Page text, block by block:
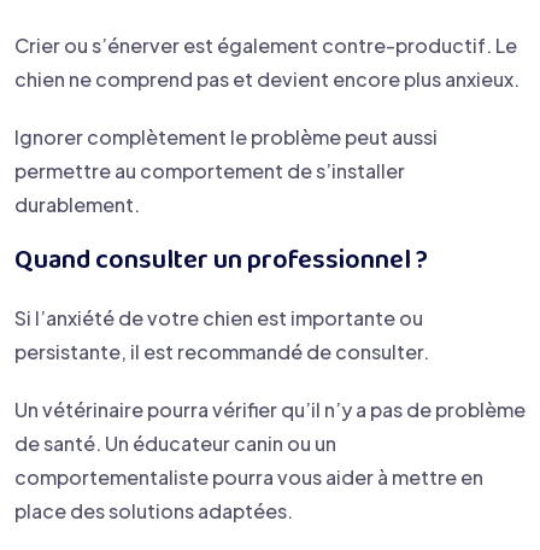
Crier ou s’énerver est également contre-productif. Le
chien ne comprend pas et devient encore plus anxieux.
Ignorer complètement le problème peut aussi
permettre au comportement de s’installer
durablement.
Quand consulter un professionnel ?
Si l’anxiété de votre chien est importante ou
persistante, il est recommandé de consulter.
Un vétérinaire pourra vérifier qu’il n’y a pas de problème
de santé. Un éducateur canin ou un
comportementaliste pourra vous aider à mettre en
place des solutions adaptées.